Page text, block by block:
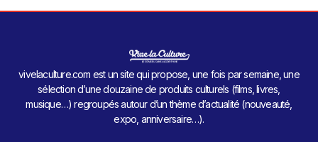
vivelaculture.com est un site qui propose, une fois par semaine, une
sélection d’une douzaine de produits culturels (films, livres,
musique…) regroupés autour d’un thème d’actualité (nouveauté,
expo, anniversaire…).